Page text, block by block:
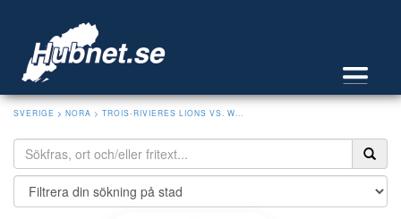
SVERIGE > NORA > TROIS-RIVIERES LIONS VS. W...